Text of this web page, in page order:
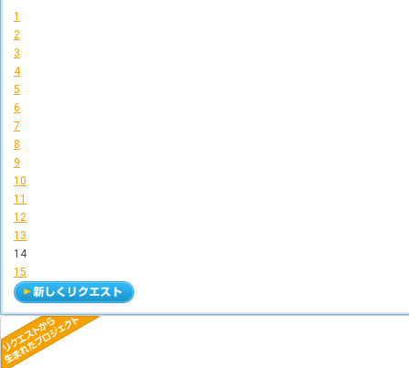
1
2
3
4
5
6
7
8
9
10
11
12
13
14
15